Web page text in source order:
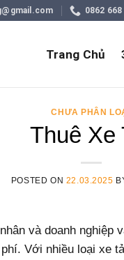
0862 668
Trang Chủ
CHƯA PHÂN
Thuê Xe
POSTED ON 22.03.2025
và doanh nghiệp
Với nhiều loại xe